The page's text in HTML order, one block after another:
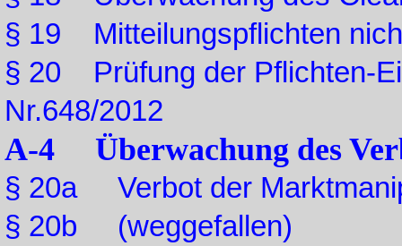
§ 19 Mitteilungspflichten
§ 20 Prüfung der Pflichten-
Nr.648/2012
A-4 Überwachung des
§ 20a Verbot der
§ 20b (weggefallen)